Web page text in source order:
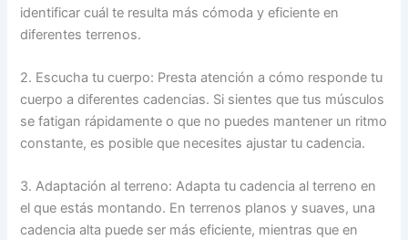
identificar cuál te resulta más cómoda y eficiente en
diferentes terrenos.
2. Escucha tu cuerpo: Presta atención a cómo responde tu
cuerpo a diferentes cadencias. Si sientes que tus músculos
se fatigan rápidamente o que no puedes mantener un ritmo
constante, es posible que necesites ajustar tu cadencia.
3. Adaptación al terreno: Adapta tu cadencia al terreno en
el que estás montando. En terrenos planos y suaves, una
cadencia alta puede ser más eficiente, mientras que en